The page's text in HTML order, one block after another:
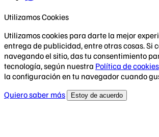
Utilizamos Cookies
Utilizamos cookies para darte la mejor
entrega de publicidad, entre otras cosas. Si
navegando el sitio, das tu consentimiento
tecnología, según nuestra Política de cookies
la configuración en tu navegador cuando
Quiero saber más
Estoy de acuerdo